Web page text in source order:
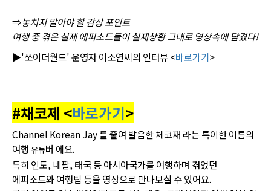
⇒놓치지 말아야 할 감상 포인트
여행 중 겪은 실제 에피소드들이 실제상황 그대로 영상속에 담겼다!
▶'쏘이더월드' 운영자 이소연씨의 인터뷰 <바로가기>
#채코제 <바로가기>
Channel Korean Jay 를 줄여 발음한 체코재 라는 특이한 이름의
여행 유튜버 에요.
특히 인도, 네팔, 태국 등 아시아국가를 여행하며 겪었던
에피소드와 여행팁 등을 영상으로 만나보실 수 있어요.